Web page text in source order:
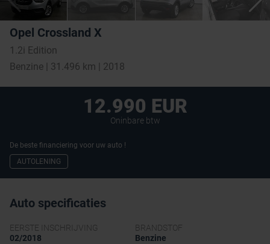
Opel Crossland X
1.2i Edition
Benzine | 31.496 km | 2018
12.990 EUR
Oninbare btw
De beste financiering voor uw auto !
AUTOLENING
Auto specificaties
EERSTE INSCHRIJVING
02/2018
BRANDSTOF
Benzine